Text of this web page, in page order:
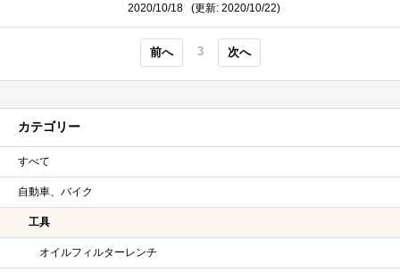
2020/10/18
(更新: 2020/10/22)
前へ 3 次へ
カテゴリー
すべて
自動車、バイク
工具
オイルフィルターレンチ